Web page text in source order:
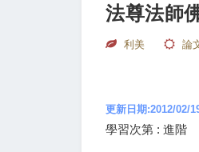
法尊法師
利美 論
更新日期:2012/02/
學習次第 : 進階